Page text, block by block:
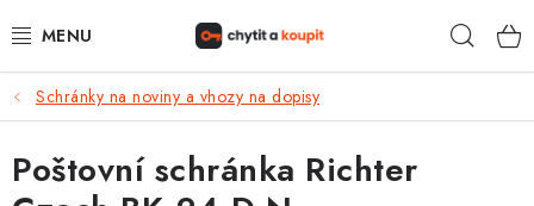
na
DŮM, BYT, ZAHRADA
ZÁMEČNICTVÍ - ZABEZPEČENÍ
Schránky na noviny a vhozy na dopisy
Poštovní schránka Richter